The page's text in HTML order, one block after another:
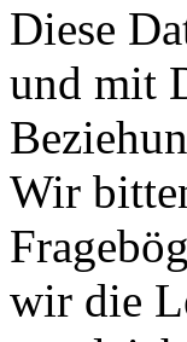
Diese
und mit
Wir
wir die